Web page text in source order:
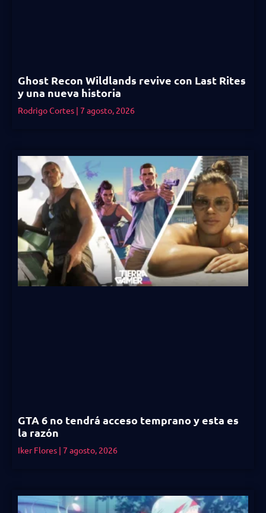
Ghost Recon Wildlands revive con Last Rites
y una nueva historia
Rodrigo Cortes 7 agosto, 2026
GTA 6 no tendrá acceso temprano y esta es
la razón
Iker Flores 7 agosto, 2026